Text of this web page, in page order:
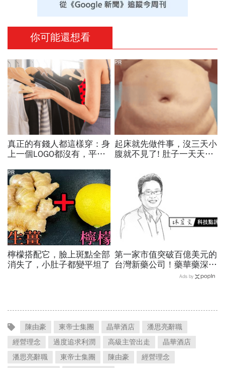
你可能還想看
真正的有錢人都這樣穿：身
上一個LOGO都沒有，平凡
頂奢富豪的花錢智慧
起床就先做件事，沒三天小
腹就不見了! 肚子一天天變
PR
檸檬搭配它，臉上斑點全部
消失了，小肚子都變平坦了
PR
第一家市值突破百億美元的
台灣新藥公司！藥華藥深耕
全球市場，能成為下一個武
Ads by
陳由豪 東帝士集團 晶華酒店
潘思亮辭職
經營理念
過度追求利潤 高級主管出走
晶華酒店
潘思亮辭職
東帝士集團 陳由豪
經營理念